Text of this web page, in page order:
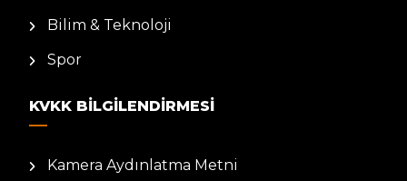
Bilim & Teknoloji
Spor
KVKK BILGILENDIRMESI
Kamera Aydınlatma Metni